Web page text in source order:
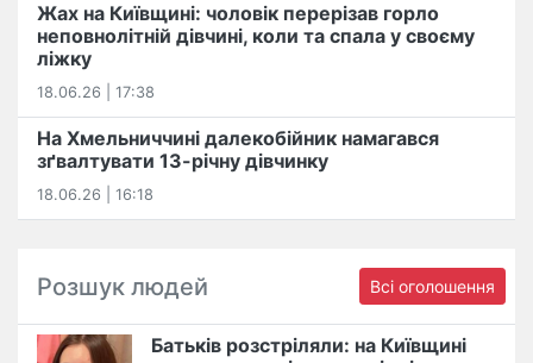
Жах на Київщині: чоловік перерізав горло
неповнолітній дівчині, коли та спала у своєму
ліжку
18.06.26 | 17:38
На Хмельниччині далекобійник намагався
зґвалтувати 13-річну дівчинку
18.06.26 | 16:18
Розшук людей Всі оголошення
Батьків розстріляли: на Київщині